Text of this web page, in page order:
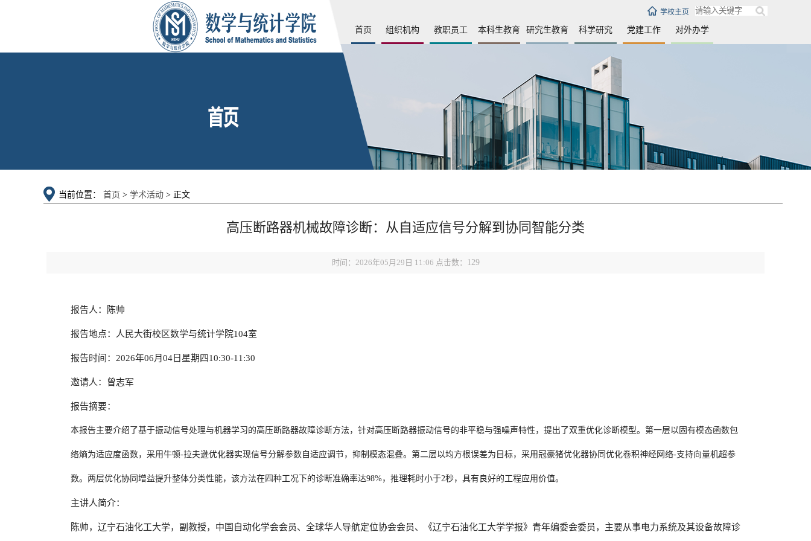
学校主页
首页 组织机构 教职员工 本科生教育 研究生教育 科学研究 党建工作 对外办学
当前位置： 首页 > 学术活动 > 正文
高压断路器机械故障诊断：从自适应信号分解到协同智能分类
时间：2026年05月29日 11:06 点击数： 129
报告人：陈帅
报告地点：人民大街校区数学与统计学院104室
报告时间：2026年06月04日星期四10:30-11:30
邀请人：曾志军
报告摘要：
本报告主要介绍了基于振动信号处理与机器学习的高压断路器故障诊断方法，针对高压断路器振动信号的非平稳与强噪声特性，提出了双重优化诊断模型。第一层以固有模态函数包
络熵为适应度函数，采用牛顿-拉夫逊优化器实现信号分解参数自适应调节，抑制模态混叠。第二层以均方根误差为目标，采用冠豪猪优化器协同优化卷积神经网络-支持向量机超参
数。两层优化协同增益提升整体分类性能，该方法在四种工况下的诊断准确率达98%，推理耗时小于2秒，具有良好的工程应用价值。
主讲人简介：
陈帅，辽宁石油化工大学，副教授，中国自动化学会会员、全球华人导航定位协会会员、《辽宁石油化工大学学报》青年编委会委员，主要从事电力系统及其设备故障诊